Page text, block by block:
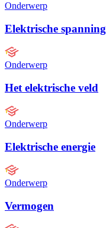
Onderwerp
Elektrische spanning
Onderwerp
Het elektrische veld
Onderwerp
Elektrische energie
Onderwerp
Vermogen